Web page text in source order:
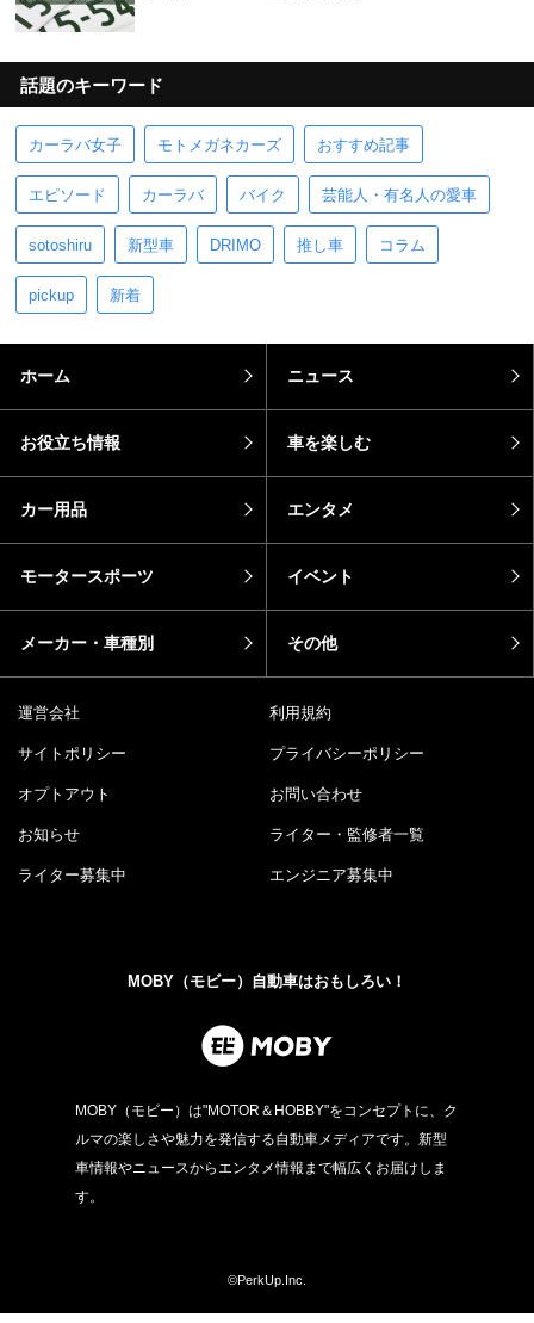
話題のキーワード
カーラバ女子 モトメガネカーズ おすすめ記事
エピソード カーラバ バイク 芸能人・有名人の愛車
sotoshiru 新型車 DRIMO 推し車 コラム
pickup 新着
ホーム ニュース
お役立ち情報 車を楽しむ
カー用品 エンタメ
モータースポーツ イベント
メーカー・車種別 その他
運営会社 利用規約
サイトポリシー プライバシーポリシー
オプトアウト お問い合わせ
お知らせ ライター・監修者一覧
ライター募集中 エンジニア募集中
MOBY（モビー）自動車はおもしろい！
MOBY（モビー）は"MOTOR＆HOBBY"をコンセプトに、ク
ルマの楽しさや魅力を発信する自動車メディアです。新型
車情報やニュースからエンタメ情報まで幅広くお届けしま
す。
©PerkUp.Inc.